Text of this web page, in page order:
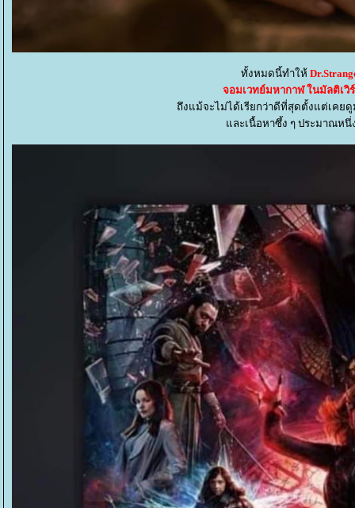
ทั้งหมดนี้ทำให้
จอมเวทย์มหากาฬ ในมัลติเ
ถึงแม้จะไม่ได้เรียกว่าดีที่สุดตั้งแต่เค
ละเนื้อหาซึ้ง ๆ ประมาณหนึ่